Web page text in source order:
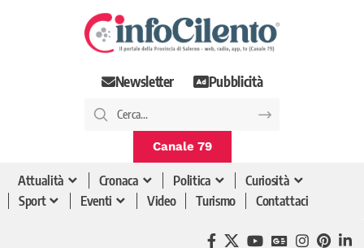
Newsletter Pubblicità
Canale 79
Attualità Cronaca Politica
Curiosità
Sport
Eventi Video Turismo Contattaci